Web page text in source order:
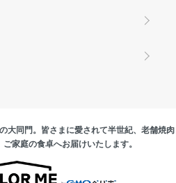
大同門。皆さまに愛されて半世紀、老舗焼肉
家庭の食卓へお届けいたします。